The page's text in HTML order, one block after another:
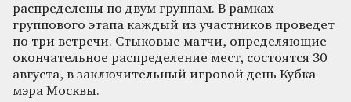
распределены по двум группам. В рамках
группового этапа каждый из участников проведет
по три встречи. Стыковые матчи, определяющие
окончательное распределение мест, состоятся 30
августа, в заключительный игровой день Кубка
мэра Москвы.